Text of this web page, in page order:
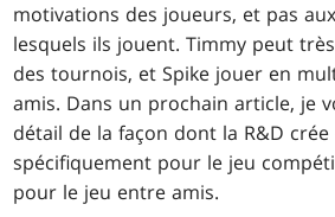
motivations des joueurs, et pas
lesquels ils jouent. Timmy peut
des tournois, et Spike jouer en
amis. Dans un prochain article, je
détail de la façon dont la R&D crée
spécifiquement pour le jeu
pour le jeu entre amis.